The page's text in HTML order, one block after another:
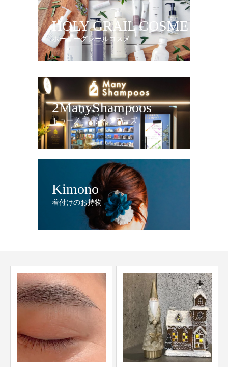
HOLY GRAIL COSME
ホーリーグレールコスメ
2ManyShampoos
トゥーメニーシャンプーズ
Kimono
着付けのお持物